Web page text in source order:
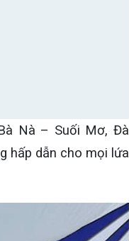
Nà – Suối Mơ, Đà
hấp dẫn cho mọi lứa